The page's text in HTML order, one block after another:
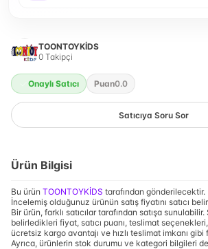
TOONTOYKİDS
0 Takipçi
Onaylı Satıcı Puan0.0
Satıcıya Soru Sor
Ürün Bilgisi
Bu ürün TOONTOYKİDS tarafından gönderilecektir.
İncelemiş olduğunuz ürünün satış fiyatını satıcı
Bir ürün, farklı satıcılar tarafından satışa sunulabilir.
belirledikleri fiyat, satıcı puanı, teslimat
ücretsiz kargo avantajı ve hızlı teslimat imkanı gibi
Ayrıca, ürünlerin stok durumu ve kategori bilgileri